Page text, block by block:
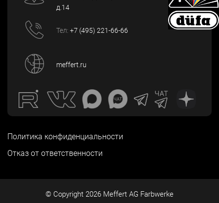
д.14
Тел: +7 (495) 221-66-66
meffert.ru
Политика конфиденциальности
Отказ от ответственности
© Copyright 2026 Meffert AG Farbwerke